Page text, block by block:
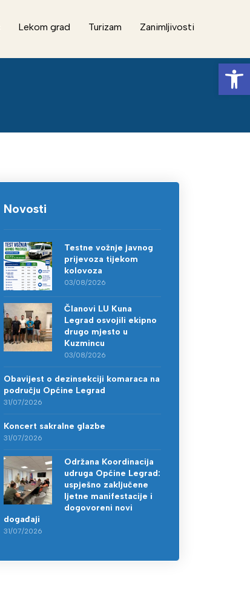
Lekom grad Turizam
Zanimljivosti
Novosti
Testne vožnje javnog
prijevoza tijekom
kolovoza
03/08/2026
Članovi LU Kuna
Legrad osvojili ekipno
drugo mjesto u
Kuzmincu
03/08/2026
Obavijest o dezinsekciji komaraca na
području Općine Legrad
31/07/2026
Koncert sakralne glazbe
31/07/2026
Održana Koordinacija
udruga Općine Legrad:
uspješno zaključene
ljetne manifestacije i
dogovoreni novi
događaji
31/07/2026